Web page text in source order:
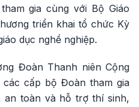
gia cùng với Bộ Giáo
triển khai tổ chức Kỳ
dục nghề nghiệp.
Đoàn Thanh niên Cộng
cấp bộ Đoàn tham gia
an toàn và hỗ trợ thí sinh,